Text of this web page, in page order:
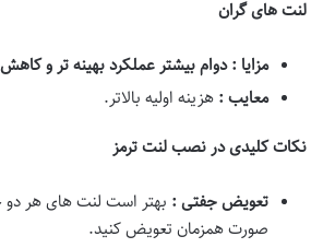
لنت های گران
مزایا : دوام بیشتر عملکرد بهینه تر و
معایب : هزینه اولیه بالاتر.
نکات کلیدی در نصب لنت ترمز
تعویض جفتی : بهتر است لنت های هر
صورت همزمان تعویض کنید.